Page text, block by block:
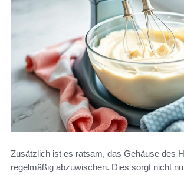
Zusätzlich ist es ratsam, das Gehäuse des
regelmäßig abzuwischen. Dies sorgt nicht